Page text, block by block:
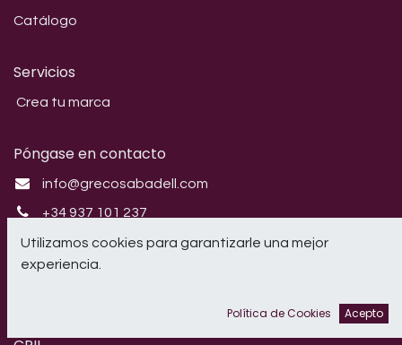
Catálogo
Servicios
Crea tu marca
Póngase en contacto
info@grecosabadell.com
+34 937 101 237
Síganos
Utilizamos cookies para garantizarle una mejor
experiencia.
Política de Cookies Acepto